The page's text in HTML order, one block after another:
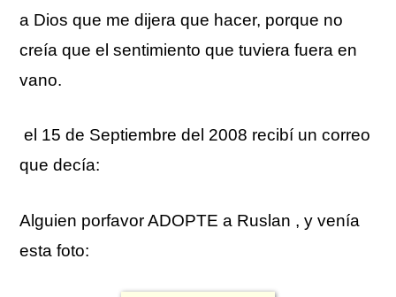
a Dios que me dijera que hacer, porque no
creía que el sentimiento que tuviera fuera en
vano.
el 15 de Septiembre del 2008 recibí un correo
que decía:
Alguien porfavor ADOPTE a Ruslan , y venía
esta foto: